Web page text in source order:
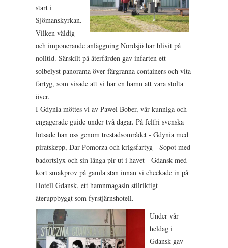
start i
Sjömanskyrkan.
Vilken väldig
och imponerande anläggning Nordsjö har blivit på
nolltid. Särskilt på återfärden gav infarten ett
solbelyst panorama över färgranna containers och vita
fartyg, som visade att vi har en hamn att vara stolta
över.
I Gdynia möttes vi av Pawel Bober, vår kunniga och
engagerade guide under två dagar. På felfri svenska
lotsade han oss genom trestadsområdet - Gdynia med
piratskepp, Dar Pomorza och krigsfartyg - Sopot med
badortslyx och sin långa pir ut i havet - Gdansk med
kort smakprov på gamla stan innan vi checkade in på
Hotell Gdansk, ett hamnmagasin stilriktigt
återuppbyggt som fyrstjärnshotell.
Under vår
heldag i
Gdansk gav